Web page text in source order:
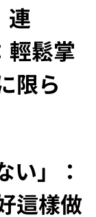
連
輕鬆掌
限ら
い」：
這樣做